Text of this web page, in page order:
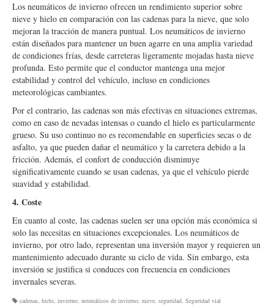
Los neumáticos de invierno ofrecen un rendimiento superior sobre
nieve y hielo en comparación con las cadenas para la nieve, que solo
mejoran la tracción de manera puntual. Los neumáticos de invierno
están diseñados para mantener un buen agarre en una amplia variedad
de condiciones frías, desde carreteras ligeramente mojadas hasta nieve
profunda. Esto permite que el conductor mantenga una mejor
estabilidad y control del vehículo, incluso en condiciones
meteorológicas cambiantes.
Por el contrario, las cadenas son más efectivas en situaciones extremas,
como en caso de nevadas intensas o cuando el hielo es particularmente
grueso. Su uso continuo no es recomendable en superficies secas o de
asfalto, ya que pueden dañar el neumático y la carretera debido a la
fricción. Además, el confort de conducción disminuye
significativamente cuando se usan cadenas, ya que el vehículo pierde
suavidad y estabilidad.
4. Coste
En cuanto al coste, las cadenas suelen ser una opción más económica si
solo las necesitas en situaciones excepcionales. Los neumáticos de
invierno, por otro lado, representan una inversión mayor y requieren un
mantenimiento adecuado durante su ciclo de vida. Sin embargo, esta
inversión se justifica si conduces con frecuencia en condiciones
invernales severas.
cadenas, hielo, invierno, neumáticos de invierno, nieve, seguridad, Seguridad vial